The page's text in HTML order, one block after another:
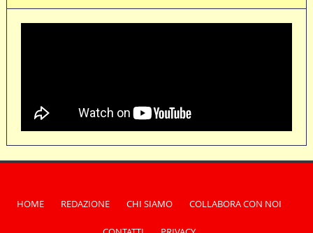
HOME REDAZIONE CHI SIAMO COLLABORA CON NOI